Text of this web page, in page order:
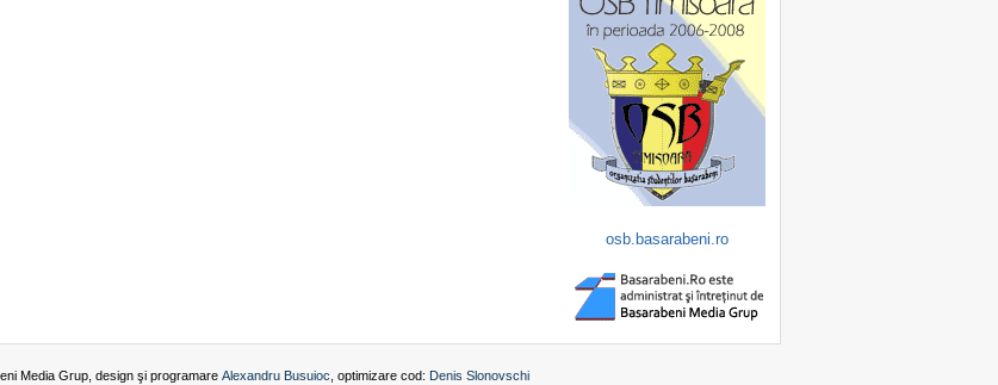
osb.basarabeni.ro
Media Grup, design şi programare Alexandru Busuioc , optimizare cod: Denis Slonovschi